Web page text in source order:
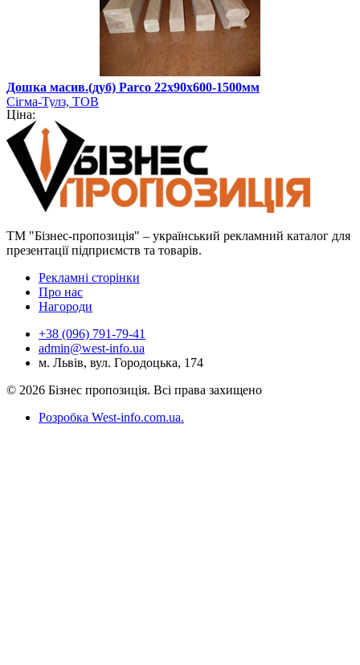
Дошка масив.(дуб) Parco 22х90х600-1500мм
Сігма-Тулз, ТОВ
Ціна:
ТМ "Бізнес-пропозиція" – український рекламний каталог для
презентації підприємств та товарів.
Рекламні сторінки
Про нас
Нагороди
+38 (096) 791-79-41
admin@west-info.ua
м. Львів, вул. Городоцька, 174
© 2026 Бізнес пропозиція. Всі права захищено
Розробка West-info.com.ua.